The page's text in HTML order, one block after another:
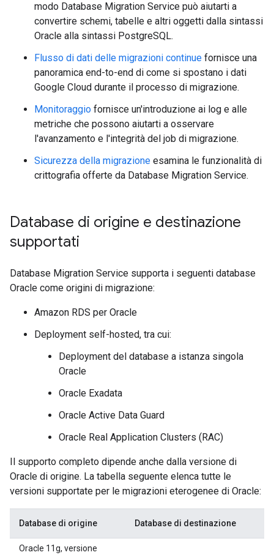
modo Database Migration Service può aiutarti a
convertire schemi, tabelle e altri oggetti dalla sintassi
Oracle alla sintassi PostgreSQL.
Flusso di dati delle migrazioni continue fornisce una
panoramica end-to-end di come si spostano i dati
Google Cloud durante il processo di migrazione.
Monitoraggio fornisce un'introduzione ai log e alle
metriche che possono aiutarti a osservare
l'avanzamento e l'integrità del job di migrazione.
Sicurezza della migrazione esamina le funzionalità di
crittografia offerte da Database Migration Service.
Database di origine e destinazione
supportati
Database Migration Service supporta i seguenti database
Oracle come origini di migrazione:
Amazon RDS per Oracle
Deployment self-hosted, tra cui:
Deployment del database a istanza singola
Oracle
Oracle Exadata
Oracle Active Data Guard
Oracle Real Application Clusters (RAC)
Il supporto completo dipende anche dalla versione di
Oracle di origine. La tabella seguente elenca tutte le
versioni supportate per le migrazioni eterogenee di Oracle:
Database di origine Database di destinazione
Oracle 11g, versione